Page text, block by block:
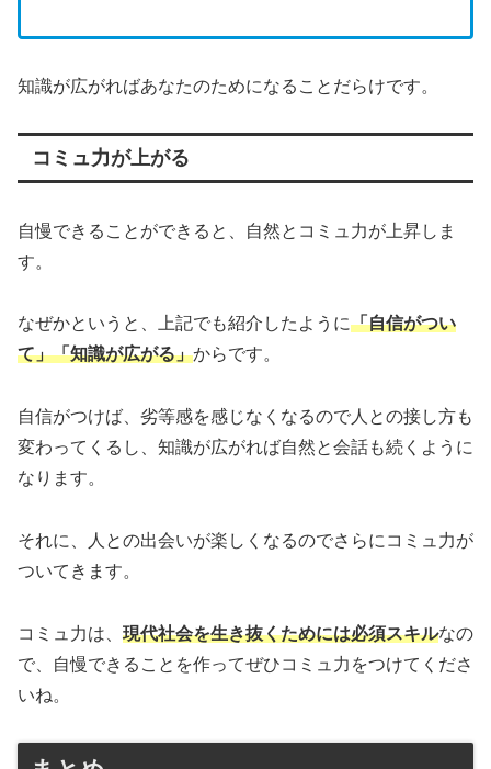
知識が広がればあなたのためになることだらけです。
コミュ力が上がる
自慢できることができると、自然とコミュ力が上昇しま
す。
なぜかというと、上記でも紹介したように「自信がつい
て」「知識が広がる」からです。
自信がつけば、劣等感を感じなくなるので人との接し方も
変わってくるし、知識が広がれば自然と会話も続くように
なります。
それに、人との出会いが楽しくなるのでさらにコミュ力が
ついてきます。
コミュ力は、 現代社会を生き抜くためには必須スキルなの
で、自慢できることを作ってぜひコミュ力をつけてくださ
いね。